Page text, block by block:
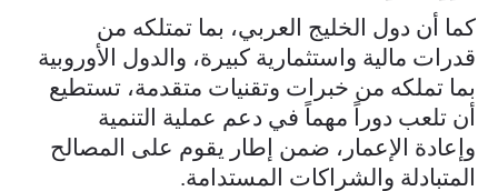
كما أن دول الخليج العربي، بما تمتلكه من
قدرات مالية واستثمارية كبيرة، والدول الأوروبية
بما تملكه من خبرات وتقنيات متقدمة، تستطيع
أن تلعب دوراً مهماً في دعم عملية التنمية
وإعادة الإعمار، ضمن إطار يقوم على المصالح
المتبادلة والشراكات المستدامة.